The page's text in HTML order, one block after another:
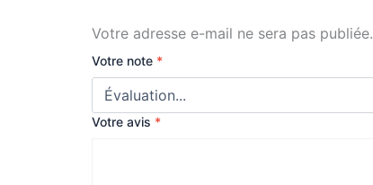
Votre adresse e-mail ne sera pas publiée.
Votre note *
Votre avis *